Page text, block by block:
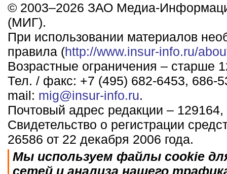
© 2003–2026 ЗАО Медиа-
(МИГ).
При использовании материалов
правила (http://www.insur-info.ru/
Возрастные ограничения – старше
Тел. / факс: +7 (495) 682-6453, 686-
mail: mig@insur-info.ru.
Почтовый адрес редакции –
Свидетельство о регистрации
26586 от 22 декабря 2006 года.
Мы используем файлы cookie
сетей и анализа нашего